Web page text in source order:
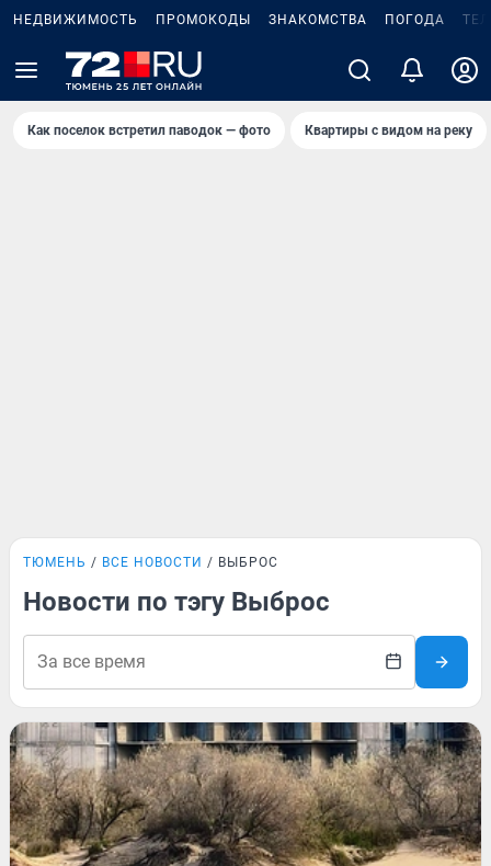
НЕДВИЖИМОСТЬ ПРОМОКОДЫ ЗНАКОМСТВА ПОГОДА
Как поселок встретил паводок — фото Квартиры с видом на реку
ТЮМЕНЬ ВСЕ НОВОСТИ ВЫБРОС
Новости по тэгу Выброс